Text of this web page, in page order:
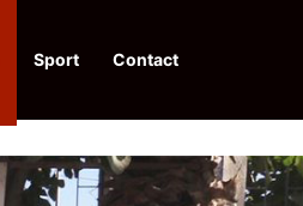
Sport Contact